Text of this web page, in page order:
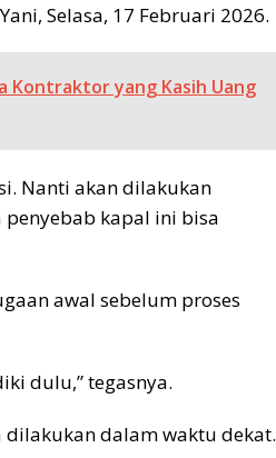
Selasa, 17 Februari 2026.
Kontraktor yang Kasih Uang
Nanti akan dilakukan
kapal ini bisa
awal sebelum proses
dulu,” tegasnya.
dalam waktu dekat.